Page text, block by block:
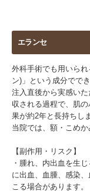
エランセ
外科手術でも用いら
ン)」という成分でで
注入直後から実感い
収される過程で、肌
果が約2年と長持ちし
当院では、額・こめ
【副作用・リスク】
・腫れ、内出血を生
に出血、血腫、感染
こる場合があります。